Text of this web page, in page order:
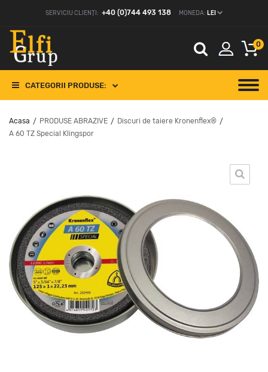
SERVICIU CLIENȚI: +40 (0)744 493 138 MONEDA: LEI
0
CATEGORII PRODUSE:
Acasa / PRODUSE ABRAZIVE / Discuri de taiere Kronenflex® /
A 60 TZ Special Klingspor